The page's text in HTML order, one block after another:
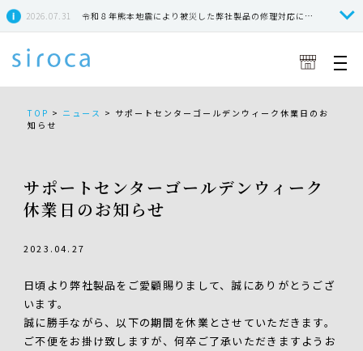
2026.07.31 令和８年熊本地震により被災した弊社製品の修理対応につきまして
TOP > ニュース > サポートセンターゴールデンウィーク休業日のお
知らせ
サポートセンターゴールデンウィーク
休業日のお知らせ
2023.04.27
日頃より弊社製品をご愛顧賜りまして、誠にありがとうござ
います。
誠に勝手ながら、以下の期間を休業とさせていただきます。
ご不便をお掛け致しますが、何卒ご了承いただきますようお